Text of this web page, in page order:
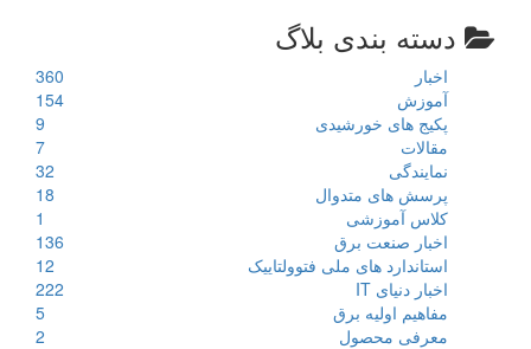
دسته بندی بلاگ
اخبار
360
آموزش
154
پکیج های خورشیدی
9
مقالات
7
نمایندگی
32
پرسش های متدوال
18
کلاس آموزشی
1
اخبار صنعت برق
136
استاندارد های ملی فتوولتاییک
12
اخبار دنیای IT
222
مفاهیم اولیه برق
5
معرفی محصول
2